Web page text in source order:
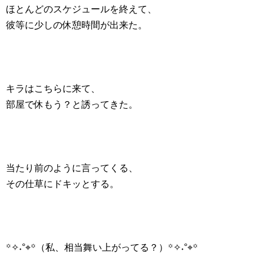
ほとんどのスケジュールを終えて、
彼等に少しの休憩時間が出来た。
キラはこちらに来て、
部屋で休もう？と誘ってきた。
当たり前のように言ってくる、
その仕草にドキッとする。
꙳✧˖°⌖꙳（私、相当舞い上がってる？）꙳✧˖°⌖꙳